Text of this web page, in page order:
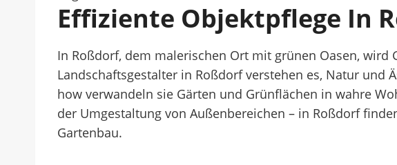
Effiziente Objektpflege In
In Roßdorf, dem malerischen Ort mit grünen Oasen,
Landschaftsgestalter in Roßdorf verstehen es, Natur und
how verwandeln sie Gärten und Grünflächen in wahre
der Umgestaltung von Außenbereichen – in Roßdorf
Gartenbau.